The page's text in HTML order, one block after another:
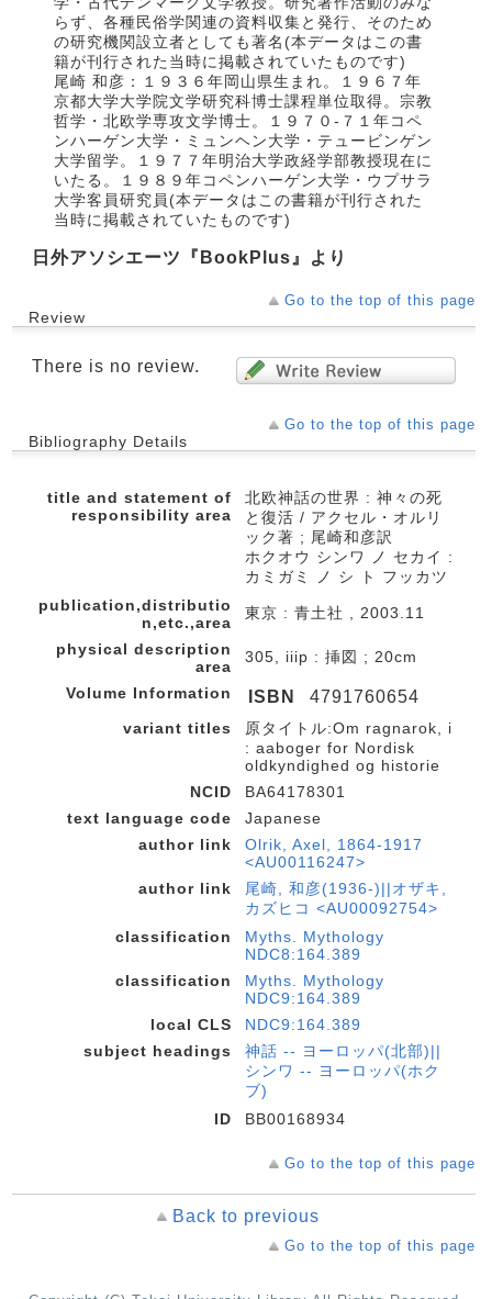
らず、各種民俗学関連の資料収集と発行、そのため
の研究機関設立者としても著名(本データはこの書
籍が刊行された当時に掲載されていたものです)
尾崎 和彦：１９３６年岡山県生まれ。１９６７年
京都大学大学院文学研究科博士課程単位取得。宗教
哲学・北欧学専攻文学博士。１９７０‐７１年コペ
ンハーゲン大学・ミュンヘン大学・テュービンゲン
大学留学。１９７７年明治大学政経学部教授現在に
いたる。１９８９年コペンハーゲン大学・ウプサラ
大学客員研究員(本データはこの書籍が刊行された
当時に掲載されていたものです)
日外アソシエーツ『BookPlus』より
Go to the top of this page
Review
There is no review.
Go to the top of this page
Bibliography Details
title and statement of
responsibility area
北欧神話の世界 : 神々の死
と復活 / アクセル・オルリ
ック著 ; 尾崎和彦訳
ホクオウ シンワ ノ セカイ :
カミガミ ノ シ ト フッカツ
publication,distributio
n,etc.,area
東京 : 青土社 , 2003.11
physical description
area
305, iiip : 挿図 ; 20cm
Volume Information ISBN 4791760654
variant titles
原タイトル:Om ragnarok, i
: aaboger for Nordisk
oldkyndighed og historie
NCID
BA64178301
text language code
Japanese
author link
Olrik, Axel, 1864-1917
<AU00116247>
author link
尾崎, 和彦(1936-)||オザキ,
カズヒコ <AU00092754>
classification
Myths. Mythology
NDC8:164.389
classification
Myths. Mythology
NDC9:164.389
local CLS
NDC9:164.389
subject headings
神話 -- ヨーロッパ(北部)||
シンワ -- ヨーロッパ(ホク
ブ)
ID
BB00168934
Go to the top of this page
Back to previous
Go to the top of this page